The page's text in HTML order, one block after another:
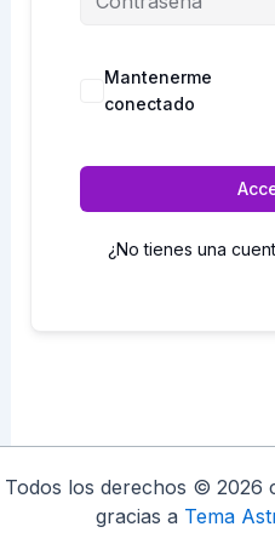
Mantenerme
conectado
¿No tienes una
Todos los derechos © 2026
gracias a Tema